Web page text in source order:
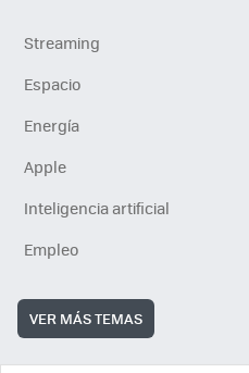
Streaming
Espacio
Energía
Apple
Inteligencia artificial
Empleo
VER MÁS TEMAS